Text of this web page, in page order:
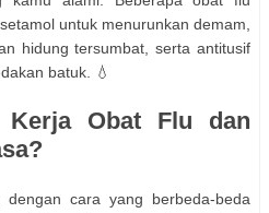
untuk menurunkan demam,
hidung tersumbat, serta antitusif
batuk. 💧
Kerja Obat Flu dan
cara yang berbeda-beda